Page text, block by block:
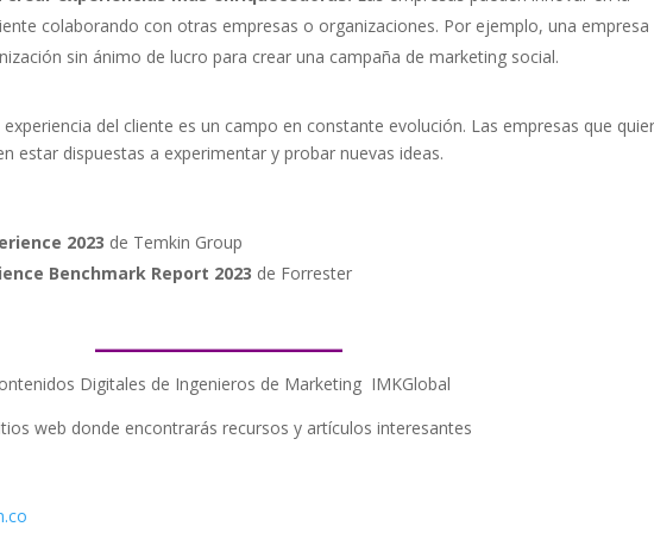
colaborando con otras empresas o organizaciones. Por ejemplo, una empresa
sin ánimo de lucro para crear una campaña de marketing social.
del cliente es un campo en constante evolución. Las empresas que
estar dispuestas a experimentar y probar nuevas ideas.
2023 de Temkin Group
Benchmark Report 2023 de Forrester
Digitales de Ingenieros de Marketing IMKGlobal
web donde encontrarás recursos y artículos interesantes